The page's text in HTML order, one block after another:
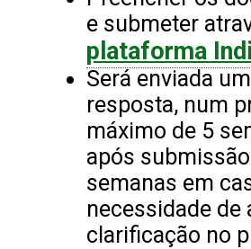
e submeter
plataforma
Será enviada
resposta, num
máximo de 5
após
semanas em
necessidade de
clarificação no